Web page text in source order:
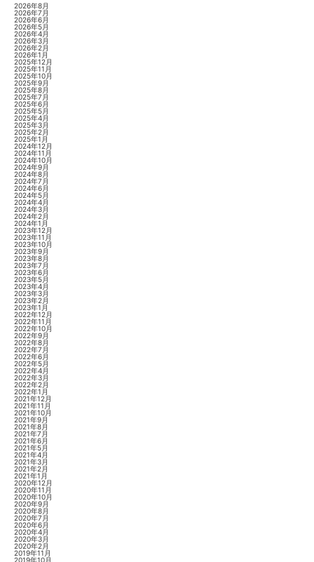
2026年8月
2026年7月
2026年6月
2026年5月
2026年4月
2026年3月
2026年2月
2026年1月
2025年12月
2025年11月
2025年10月
2025年9月
2025年8月
2025年7月
2025年6月
2025年5月
2025年4月
2025年3月
2025年2月
2025年1月
2024年12月
2024年11月
2024年10月
2024年9月
2024年8月
2024年7月
2024年6月
2024年5月
2024年4月
2024年3月
2024年2月
2024年1月
2023年12月
2023年11月
2023年10月
2023年9月
2023年8月
2023年7月
2023年6月
2023年5月
2023年4月
2023年3月
2023年2月
2023年1月
2022年12月
2022年11月
2022年10月
2022年9月
2022年8月
2022年7月
2022年6月
2022年5月
2022年4月
2022年3月
2022年2月
2022年1月
2021年12月
2021年11月
2021年10月
2021年9月
2021年8月
2021年7月
2021年6月
2021年5月
2021年4月
2021年3月
2021年2月
2021年1月
2020年12月
2020年11月
2020年10月
2020年9月
2020年8月
2020年7月
2020年6月
2020年4月
2020年3月
2020年2月
2019年11月
2019年10月